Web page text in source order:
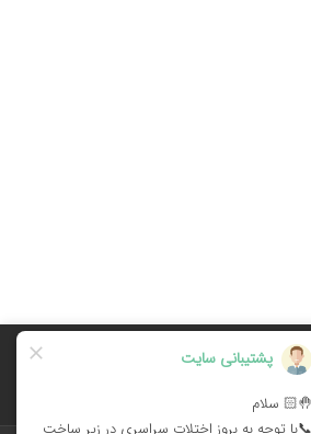
الابتكار في التصميم وتنوع المنتجات للمناسبات